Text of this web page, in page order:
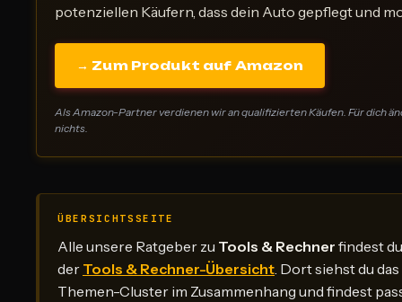
potenziellen Käufern, dass dein Auto gepflegt und
→ Zum Produkt auf Amazon
Als Amazon-Partner verdienen wir an qualifizierten Käufen. Für dich
nichts.
ÜBERSICHTSSEITE
Alle unsere Ratgeber zu Tools & Rechner findest
der Tools & Rechner-Übersicht. Dort siehst du
Themen-Cluster im Zusammenhang und findest